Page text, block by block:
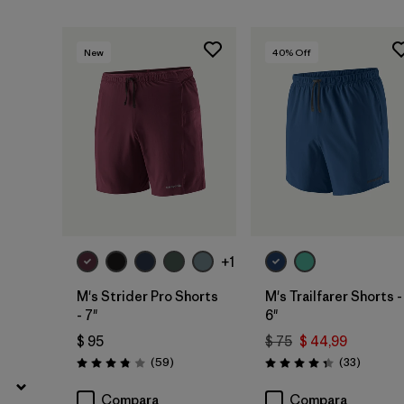
New
+1
M's Strider Pro Shorts
- 7"
$ 95
Valoración: 3.8 / 5
(59Comentarios
)
Compara
40% Off
M's Trailfarer Shorts -
6"
$ 75 $ 44,99
Valoración: 4.3 / 5
(33)
Compara